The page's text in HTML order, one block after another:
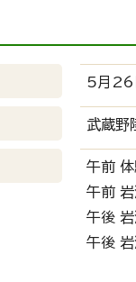
5月26
武蔵野
午前 体
午前 岩
午後 岩
午後 岩